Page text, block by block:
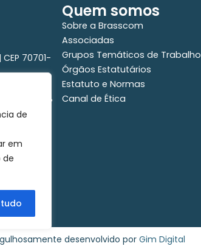
de
em
de
CEP 70701-
norte - 2°
Quem somos
Sobre a Brasscom
Associadas
Grupos Temáticos de Trabalho
Órgãos Estatutários
Estatuto e Normas
Canal de Ética
desenvolvido por Gim Digital